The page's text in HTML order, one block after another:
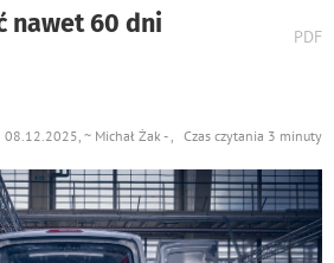
nawet 60 dni
PDF
~ Michał Żak - , Czas czytania 3 minuty